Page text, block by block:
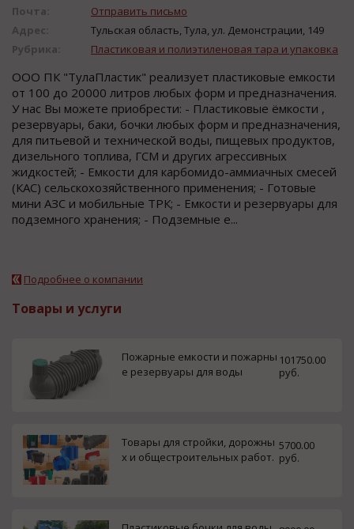
Почта:
Отправить письмо
Адрес:
Тульская область, Тула, ул. Демонстрации, 149
Рубрика:
Пластиковая и полиэтиленовая тара и упаковка
ООО ПК "ТулаПластик" реализует пластиковые емкости
от 100 до 20000 литров любых форм и предназначения.
У нас Вы можете приобрести: - Пластиковые ёмкости ,
резервуары, баки, бочки любых форм и предназначения,
для питьевой и технической воды, пищевых продуктов,
дизельного топлива, ГСМ и других агрессивных
жидкостей; - Емкости для карбомидо-аммиачных смесей
(КАС) сельскохозяйственного применения; - Готовые
мини АЗС и мобильные ТРК; - Емкости и резервуары для
подземного хранения; - Подземные е...
Подробнее о компании
Товары и услуги
Пожарные емкости и пожарны
е резервуары для воды
101750.00
руб.
Товары для стройки, дорожны
х и общестроительных работ.
5700.00
руб.